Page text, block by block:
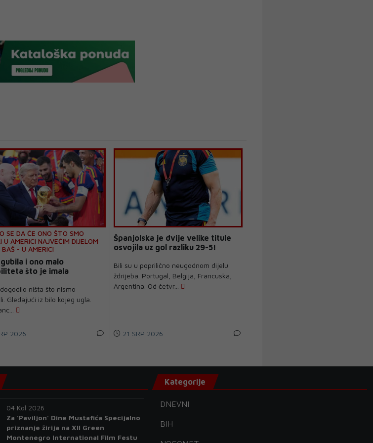
SE DA ĆE ONO ŠTO SMO
U AMERICI NAJVEĆIM DIJELOM
- U AMERICI
i ono malo
što je imala
ništa što nismo
Gledajući iz bilo kojeg ugla.
2026
Španjolska je dvije velike titule
osvojila uz gol razliku 29-5!
Bili su u poprilično neugodnom dijelu
ždrijeba. Portugal, Belgija, Francuska,
Argentina. Od četvr...
21 SRP 2026
04 Kol 2026
Za 'Paviljon' Dine Mustafića Specijalno
priznanje žirija na XII Green
Montenegro International Film Festu
Kategorije
DNEVNI
BIH